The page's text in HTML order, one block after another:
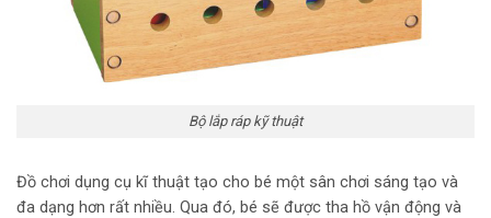
Bộ lắp ráp kỹ thuật
Đồ chơi dụng cụ kĩ thuật tạo cho bé một sân chơi sáng tạo và
đa dạng hơn rất nhiều. Qua đó, bé sẽ được tha hồ vận động và